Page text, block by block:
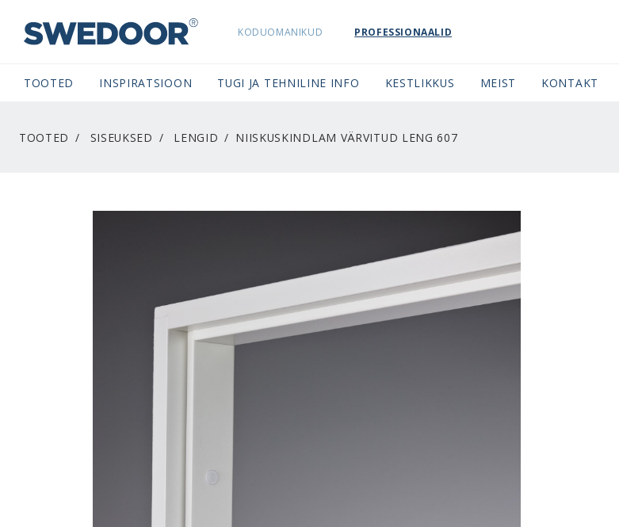
SWEDOORESTONIA NAVIGATION
KODUOMANIKUD PROFESSIONAALID
TOOTED INSPIRATSIOON TUGI JA TEHNILINE INFO KESTLIKKUS MEIST KONTAKT
TOOTED SISEUKSED LENGID NIISKUSKINDLAM VÄRVITUD LENG 607